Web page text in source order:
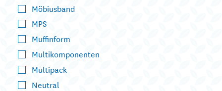
Möbiusband
MPS
Muffinform
Multikomponenten
Multipack
Neutral